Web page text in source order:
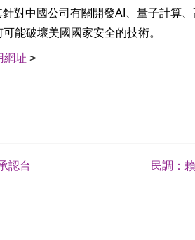
對中國公司有關開發AI、量子計算
能破壞美國國家安全的技術。
網址 >
認台
民調：